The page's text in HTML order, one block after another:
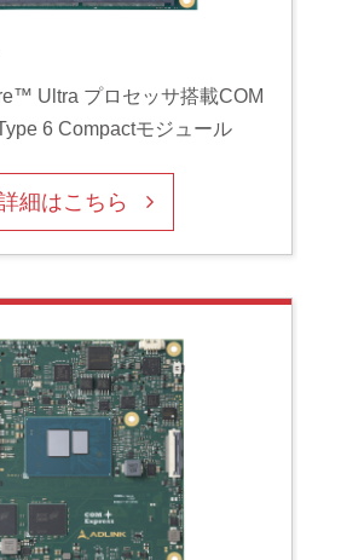
Ultra プロセッサ搭載COM
6 Compactモジュール
細はこちら